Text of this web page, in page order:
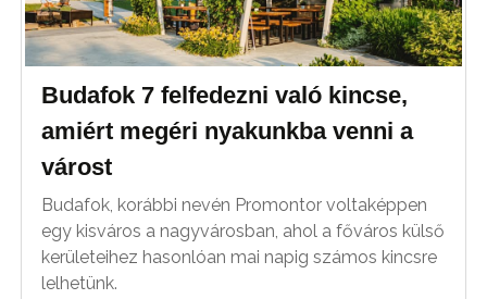
Budafok 7 felfedezni való kincse,
amiért megéri nyakunkba venni a
várost
Budafok, korábbi nevén Promontor voltaképpen
egy kisváros a nagyvárosban, ahol a főváros külső
kerületeihez hasonlóan mai napig számos kincsre
lelhetünk.